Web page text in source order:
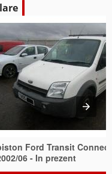
Ford Transit Connect
06 - In prezent